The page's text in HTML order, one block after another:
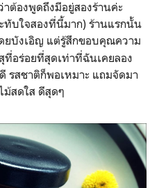
ต้องพูดถึงมีอยู่สองร้านค่ะ
ทับใจสองที่นี้มาก) ร้านแรกนั้น
ดยบังเอิญ แต่รู้สึกขอบคุณความ
ที่อร่อยที่สุดเท่าที่ฉันเคยลอง
รสชาติก็พอเหมาะ แถมจัดมา
สดใส ดีสุดๆ